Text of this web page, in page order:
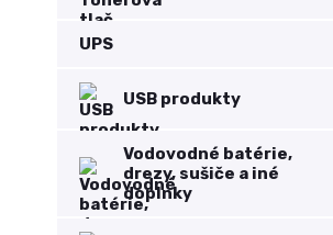
UPS
USB produkty
Vodovodné batérie,
drezy, sušiče a iné
doplnky